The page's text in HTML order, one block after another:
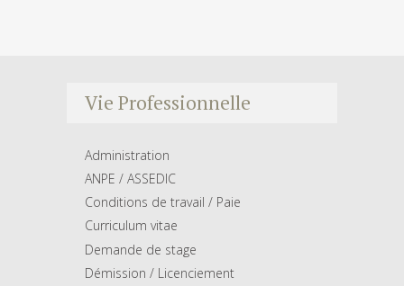
Vie Professionnelle
Administration
ANPE / ASSEDIC
Conditions de travail / Paie
Curriculum vitae
Demande de stage
Démission / Licenciement